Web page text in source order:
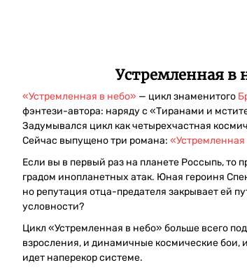
Устремленная в
«Устремленная в небо» — цикл знаменитого
фэнтези-автора: наряду с «Тиранами и
Задумывался цикл как четырехчастная
Сейчас выпущено три романа: «Устремленная
Если вы в первый раз на планете Россыпь, то
градом инопланетных атак. Юная героиня
но репутация отца-предателя закрывает ей
условности?
Цикл «Устремленная в небо» больше всего
взросления, и динамичные космические бои,
идет наперекор системе.